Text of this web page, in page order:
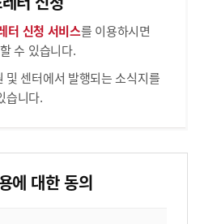
터 신청 서비스를 이용하시면
수 있습니다.
및 센터에서 발행되는 소식지를
습니다.
에 대한 동의